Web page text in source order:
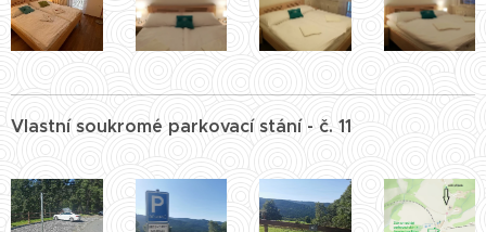
Vlastní soukromé parkovací stání - č. 11